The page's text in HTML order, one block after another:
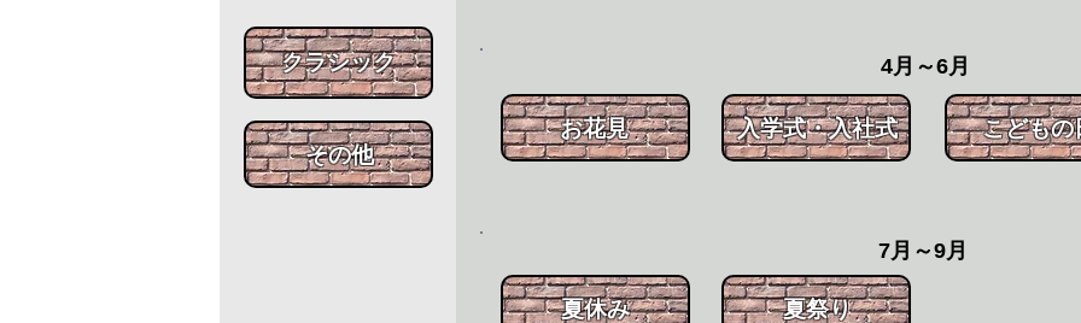
​4月～6月
お花見 入学式・入社式 こどもの
​7月～9月
夏休み 夏祭り
​クラシック
​その他